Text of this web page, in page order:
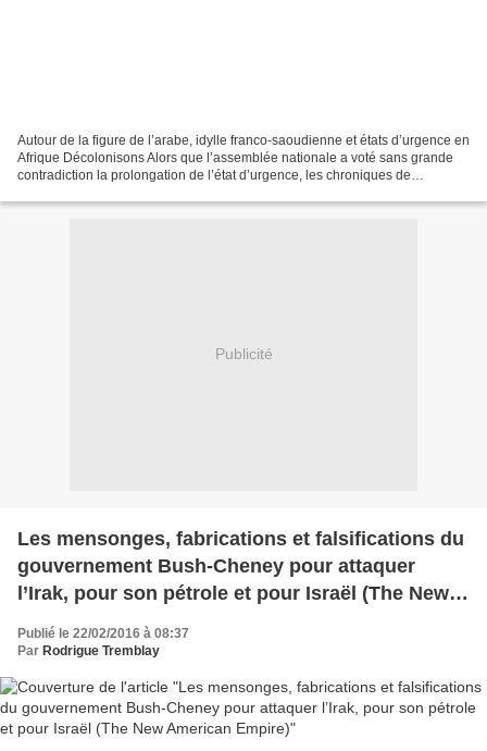
Autour de la figure de l’arabe, idylle franco-saoudienne et états d’urgence en
Afrique Décolonisons Alors que l’assemblée nationale a voté sans grande
contradiction la prolongation de l’état d’urgence, les chroniques de
Publicité
Les mensonges, fabrications et falsifications du
gouvernement Bush-Cheney pour attaquer
l’Irak, pour son pétrole et pour Israël (The New
Publié le 22/02/2016 à 08:37
Par Rodrigue Tremblay